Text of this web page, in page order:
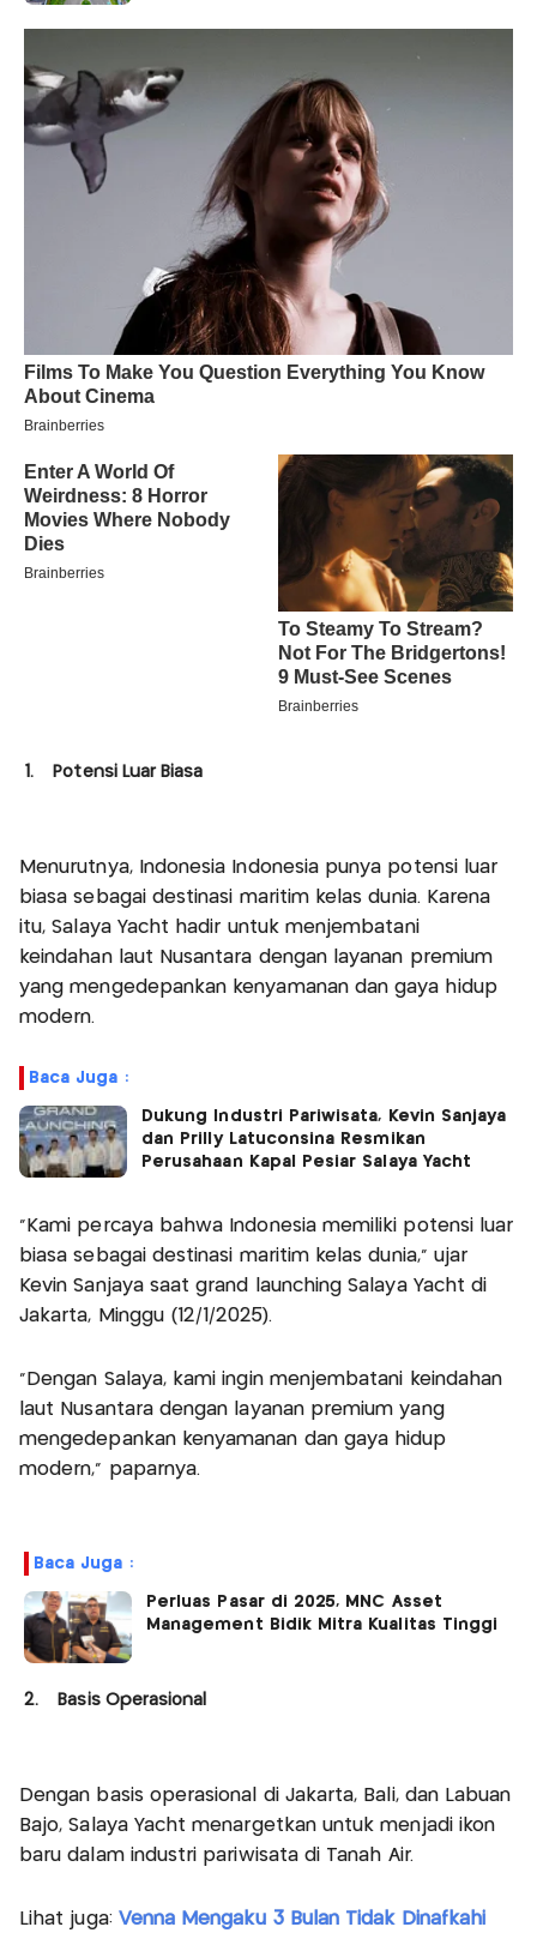
1. Potensi Luar Biasa
Menurutnya, Indonesia Indonesia punya potensi luar
biasa sebagai destinasi maritim kelas dunia. Karena
itu, Salaya Yacht hadir untuk menjembatani
keindahan laut Nusantara dengan layanan premium
yang mengedepankan kenyamanan dan gaya hidup
modern.
Baca Juga :
Dukung Industri Pariwisata, Kevin Sanjaya
dan Prilly Latuconsina Resmikan
Perusahaan Kapal Pesiar Salaya Yacht
“Kami percaya bahwa Indonesia memiliki potensi luar
biasa sebagai destinasi maritim kelas dunia,” ujar
Kevin Sanjaya saat grand launching Salaya Yacht di
Jakarta, Minggu (12/1/2025).
“Dengan Salaya, kami ingin menjembatani keindahan
laut Nusantara dengan layanan premium yang
mengedepankan kenyamanan dan gaya hidup
modern,” paparnya.
Baca Juga :
Perluas Pasar di 2025, MNC Asset
Management Bidik Mitra Kualitas Tinggi
2. Basis Operasional
Dengan basis operasional di Jakarta, Bali, dan Labuan
Bajo, Salaya Yacht menargetkan untuk menjadi ikon
baru dalam industri pariwisata di Tanah Air.
Lihat juga: Venna Mengaku 3 Bulan Tidak Dinafkahi